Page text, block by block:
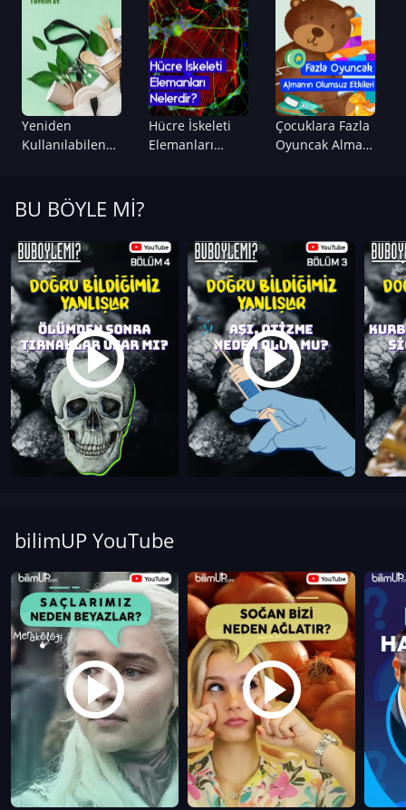
Yeniden
Kullanılabilen
Hücre İskeleti
Elemanları
Çocuklara Fazla
Oyuncak Almak
BU BÖYLE Mİ?
bilimUP YouTube